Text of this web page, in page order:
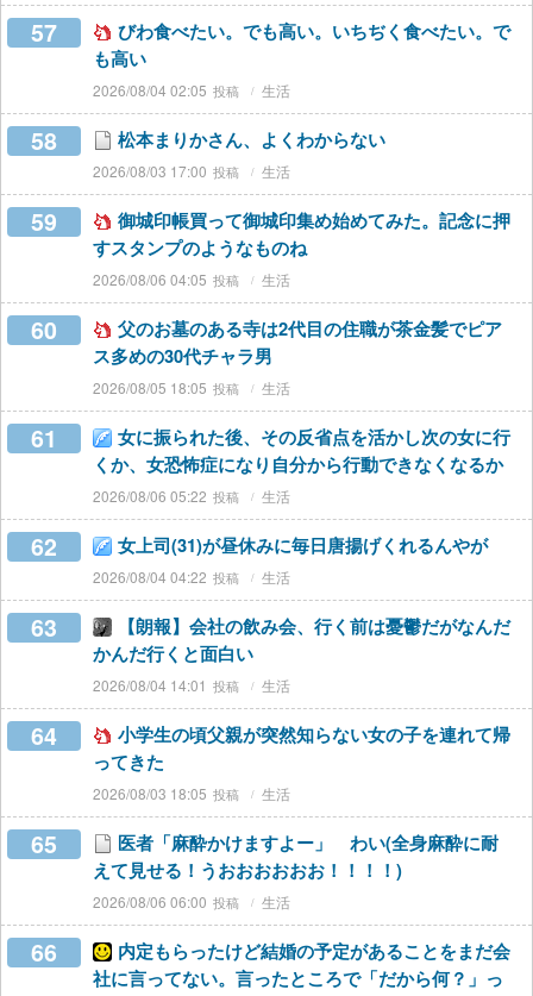
57
びわ食べたい。でも高い。いちぢく食べたい。で
も高い
2026/08/04 02:05 生活
58 松本まりかさん、よくわからない
2026/08/03 17:00 生活
59
御城印帳買って御城印集め始めてみた。記念に押
すスタンプのようなものね
2026/08/06 04:05 生活
60
父のお墓のある寺は2代目の住職が茶金髪でピア
ス多めの30代チャラ男
2026/08/05 18:05 生活
61
女に振られた後、その反省点を活かし次の女に行
くか、女恐怖症になり自分から行動できなくなるか
2026/08/06 05:22 生活
62 女上司(31)が昼休みに毎日唐揚げくれるんやが
2026/08/04 04:22 生活
63
【朗報】会社の飲み会、行く前は憂鬱だがなんだ
かんだ行くと面白い
2026/08/04 14:01 生活
64
小学生の頃父親が突然知らない女の子を連れて帰
ってきた
2026/08/03 18:05 生活
65
医者「麻酔かけますよー」 わい(全身麻酔に耐
えて見せる！うおおおおおお！！！！)
2026/08/06 06:00 生活
66
内定もらったけど結婚の予定があることをまだ会
社に言ってない。言ったところで「だから何？」っ